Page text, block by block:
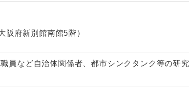
府新別館南館5階）
員など自治体関係者、都市シンクタンク等の研究